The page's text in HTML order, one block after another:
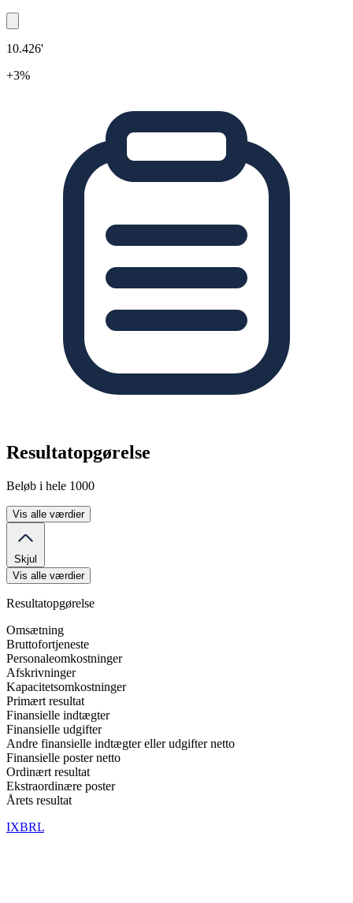
10.426'
+3%
Resultatopgørelse
Beløb i hele 1000
Vis alle værdier
Skjul
Vis alle værdier
Resultatopgørelse
Omsætning
Bruttofortjeneste
Personaleomkostninger
Afskrivninger
Kapacitetsomkostninger
Primært resultat
Finansielle indtægter
Finansielle udgifter
Andre finansielle indtægter eller udgifter netto
Finansielle poster netto
Ordinært resultat
Ekstraordinære poster
Årets resultat
IXBRL